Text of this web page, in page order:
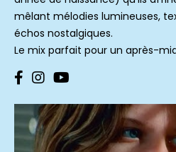
mêlant mélodies lumineuses,
échos nostalgiques.
Le mix parfait pour un après-